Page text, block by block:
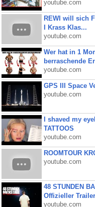
youtube.com
REWI will sich
I Krass Klas...
youtube.com
Wer hat in 1
berraschende
youtube.com
GPS III Space
youtube.com
I shaved my
TATTOOS
youtube.com
ROOMTOUR
youtube.com
48 STUNDEN
Offizieller Trailer
youtube.com